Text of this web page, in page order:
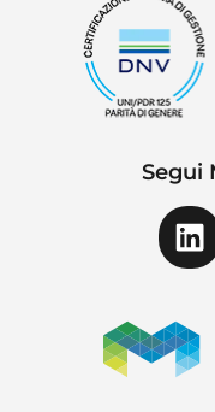
Segui